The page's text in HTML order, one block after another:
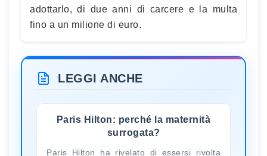
adottarlo, di due anni di carcere e la multa
fino a un milione di euro.
LEGGI ANCHE
Paris Hilton: perché la maternità
surrogata?
Paris Hilton ha rivelato di essersi rivolta